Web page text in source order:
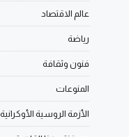
عالم الاقتصاد
رياضة
فنون وثقافة
المنوعات
الأزمة الروسية الأوكرانية